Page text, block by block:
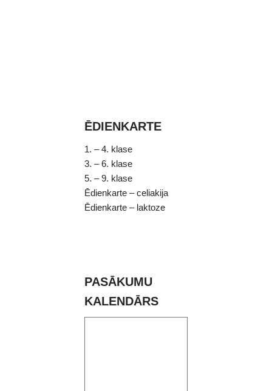
ĒDIENKARTE
1. – 4. klase
3. – 6. klase
5. – 9. klase
Ēdienkarte – celiakija
Ēdienkarte – laktoze
PASĀKUMU
KALENDĀRS